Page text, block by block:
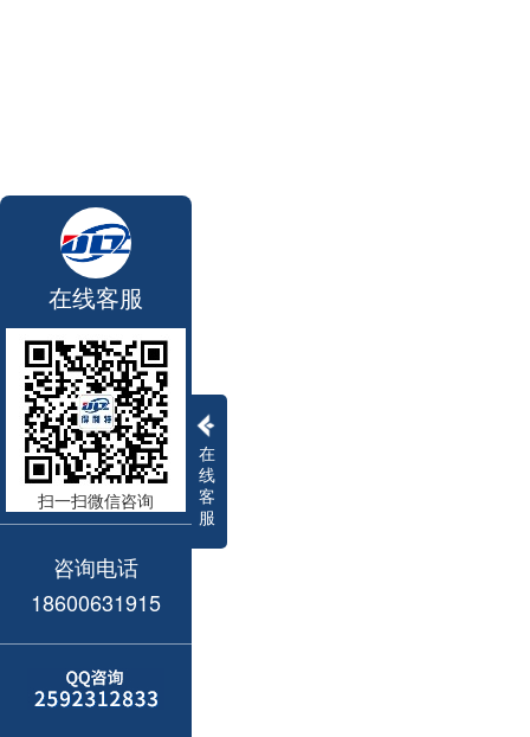
在
线
客
服
在线客服
扫一扫微信咨询
咨询电话
18600631915